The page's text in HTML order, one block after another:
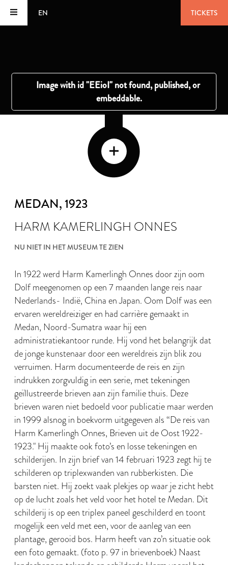
EN TICKETS
MEDAN, 1923
HARM KAMERLINGH ONNES
NU NIET IN HET MUSEUM TE ZIEN
In 1922 werd Harm Kamerlingh Onnes door zijn oom
Dolf meegenomen op een 7 maanden lange reis naar
Nederlands- Indië, China en Japan. Oom Dolf was een
ervaren wereldreiziger en had carrière gemaakt in
Medan, Noord-Sumatra waar hij een
administratiekantoor runde. Hij vond het belangrijk dat
de jonge kunstenaar door een wereldreis zijn blik zou
verruimen. Harm documenteerde de reis en zijn
indrukken zorgvuldig in een serie, met tekeningen
geïllustreerde brieven aan zijn familie thuis. Deze
brieven waren niet bedoeld voor publicatie maar werden
in 1999 alsnog in boekvorm uitgegeven als “De reis van
Harm Kamerlingh Onnes, Brieven uit de Oost 1922-
1923." Hij maakte ook foto’s en losse tekeningen en
schilderijen. In zijn brief van 14 februari 1923 zegt hij te
schilderen op triplexwanden van rubberkisten. Die
barsten niet. Hij zoekt vaak plekjes op waar je zicht hebt
op de lucht zoals het veld voor het hotel te Medan. Dit
schilderij is op een triplex paneel geschilderd en toont
mogelijk een veld met een, voor de aanleg van een
plantage, gerooid bos. Harm heeft van zo’n situatie ook
een foto gemaakt. (foto p. 97 in brievenboek) Naast